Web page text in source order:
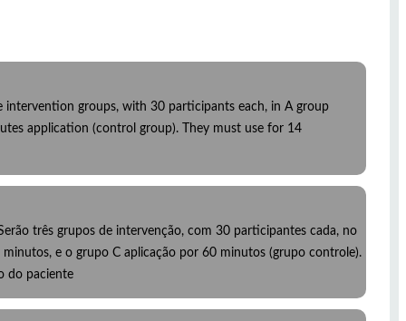
intervention groups, with 30 participants each, in A group
application (control group). They must use for 14
três grupos de intervenção, com 30 participantes cada, no
e o grupo C aplicação por 60 minutos (grupo controle).
do paciente